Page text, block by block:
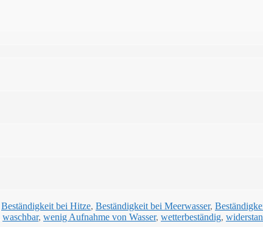
Beständigkeit bei Hitze, Beständigkeit bei Meerwasser,
waschbar, wenig Aufnahme von Wasser, wetterbeständig,